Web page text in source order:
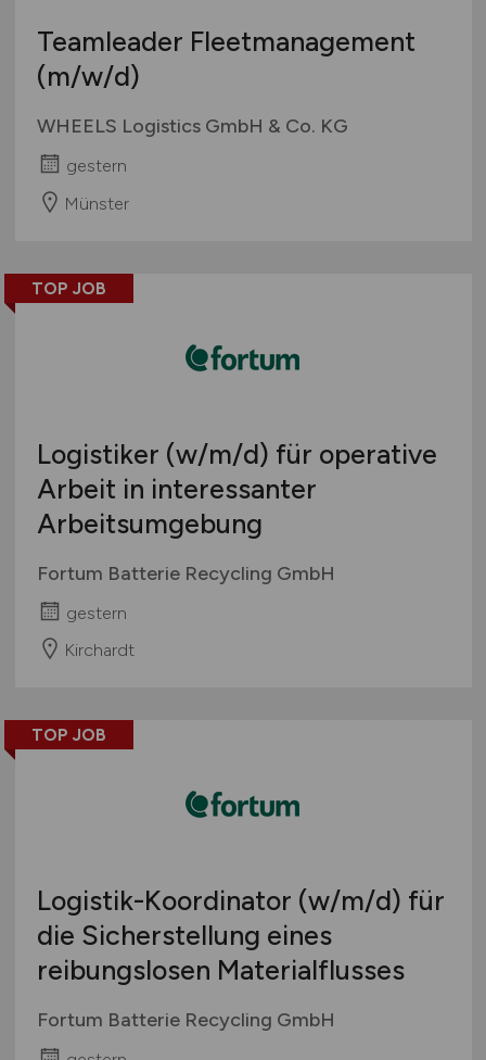
Teamleader Fleetmanagement
(m/w/d)
WHEELS Logistics GmbH & Co. KG
gestern
Münster
TOP JOB
Logistiker (w/m/d) für operative
Arbeit in interessanter
Arbeitsumgebung
Fortum Batterie Recycling GmbH
gestern
Kirchardt
TOP JOB
Logistik-Koordinator (w/m/d) für
die Sicherstellung eines
reibungslosen Materialflusses
Fortum Batterie Recycling GmbH